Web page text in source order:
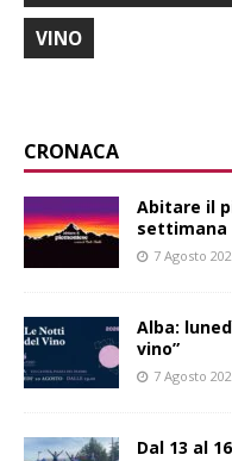
VINO
CRONACA
Abitare il
settimana
7 Agosto
Alba:
vino”
7 Agosto
Dal 13 al